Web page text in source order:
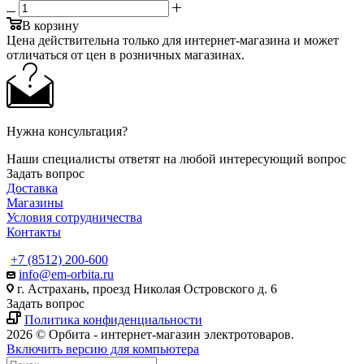
В корзину
Цена действительна только для интернет-магазина и может
отличаться от цен в розничных магазинах.
Нужна консультация?
Наши специалисты ответят на любой интересующий вопрос
Задать вопрос
Доставка
Магазины
Условия сотрудничества
Контакты
+7 (8512) 200-600
info@em-orbita.ru
г. Астрахань, проезд Николая Островского д. 6
Задать вопрос
Политика конфиденциальности
2026 © Орбита - интернет-магазин электротоваров.
Включить версию для компьютера